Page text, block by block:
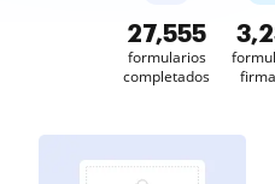
27,556
formularios
completados